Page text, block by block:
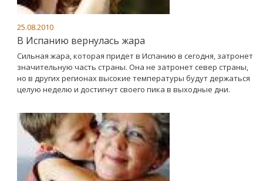
25.08.2010
В Испанию вернулась жара
Сильная жара, которая придет в Испанию в сегодня, затронет
значительную часть страны. Она не затронет север страны,
но в других регионах высокие температуры будут держаться
целую неделю и достигнут своего пика в выходные дни.